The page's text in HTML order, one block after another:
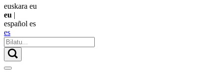
euskara eu
eu |
español es
es